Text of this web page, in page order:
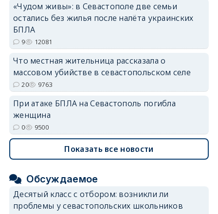
«Чудом живы»: в Севастополе две семьи
остались без жилья после налёта украинских
БПЛА
9 12081
Что местная жительница рассказала о
массовом убийстве в севастопольском селе
20 9763
При атаке БПЛА на Севастополь погибла
женщина
0 9500
Показать все новости
Обсуждаемое
Десятый класс с отбором: возникли ли
проблемы у севастопольских школьников